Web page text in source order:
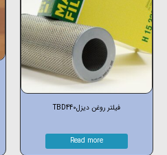
فیلتر روغن دیزلTBD440
Read more